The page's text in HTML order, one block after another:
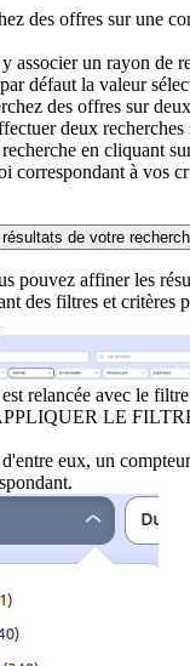
des offres sur une
associer un rayon de
défaut la valeur
des offres sur
deux recherches
en cliquant
correspondant à vos
de votre
pouvez affiner les
des filtres et critères
relancée avec le
LE
eux, un